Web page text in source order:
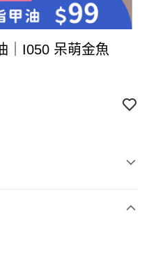
｜I050 呆萌金魚